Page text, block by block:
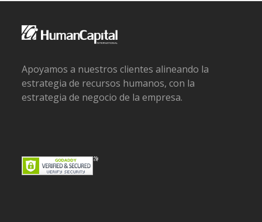
Apoyamos a nuestros clientes alineando la
estrategia de recursos humanos, con la
estrategia de negocio de la empresa.